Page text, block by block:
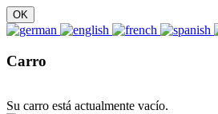
Carro
Su carro está actualmente vacío.